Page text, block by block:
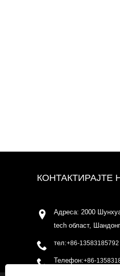
КОНТАКТИРАЈТЕ
Адреса: 2000
tech област,
тел:+86-13583185792
Телефон:+86-